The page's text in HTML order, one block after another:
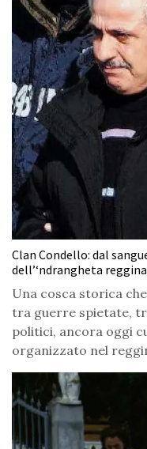
Clan Condello: dal
dell’‘ndrangheta reggina
Una cosca storica
tra guerre spietate,
politici, ancora oggi
organizzato nel